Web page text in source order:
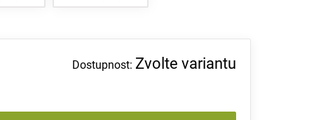
Zvolte variantu